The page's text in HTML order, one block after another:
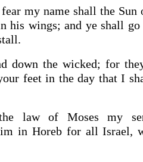
my name shall the Sun
his wings; and ye shall
down the wicked; for
feet in the day that I
law of Moses my
in Horeb for all Israel,